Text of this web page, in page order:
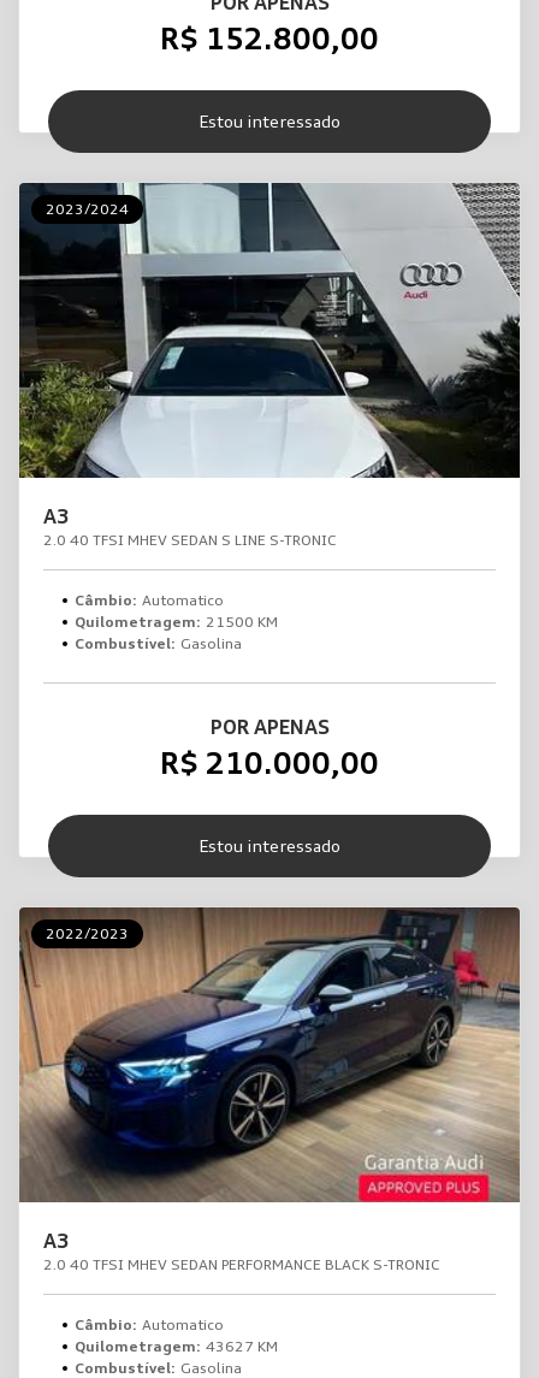
R$ 152.800,00
Estou interessado
2023/2024
A3
2.0 40 TFSI MHEV SEDAN S LINE S-TRONIC
Câmbio: Automatico
Quilometragem: 21500 KM
Combustível: Gasolina
POR APENAS
R$ 210.000,00
Estou interessado
2022/2023
A3
2.0 40 TFSI MHEV SEDAN PERFORMANCE BLACK S-TRONIC
Câmbio: Automatico
Quilometragem: 43627 KM
Combustível: Gasolina